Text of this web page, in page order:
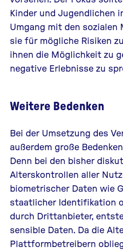
Kinder und Jugendlichen
Umgang mit den sozialen
sie für mögliche Risiken
ihnen die Möglichkeit zu
negative Erlebnisse zu
Weitere Bedenken
Bei der Umsetzung des
außerdem große
Denn bei den bisher
Alterskontrollen aller
biometrischer Daten wie
staatlicher Identifikation
durch Drittanbieter,
sensible Daten. Da die
Plattformbetreibern